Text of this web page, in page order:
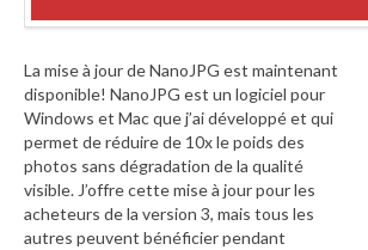
La mise à jour de NanoJPG est maintenant
disponible! NanoJPG est un logiciel pour
Windows et Mac que j’ai développé et qui
permet de réduire de 10x le poids des
photos sans dégradation de la qualité
visible. J’offre cette mise à jour pour les
acheteurs de la version 3, mais tous les
autres peuvent bénéficier pendant